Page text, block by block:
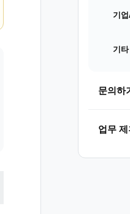
기
기
문의하
업무